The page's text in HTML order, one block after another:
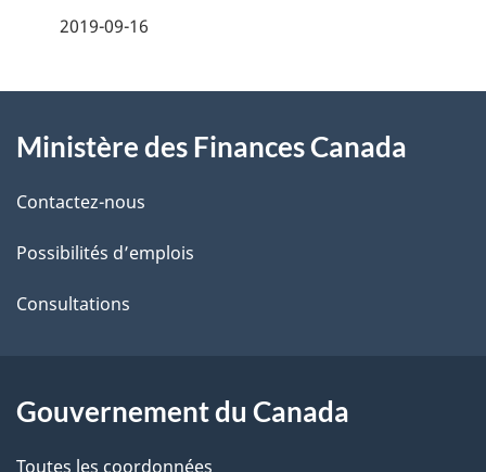
i
l
s
d
l
2019-09-16
propos
de
ce
site
Ministère des Finances Canada
Contactez-nous
Possibilités d’emplois
Consultations
Gouvernement du Canada
Toutes les coordonnées